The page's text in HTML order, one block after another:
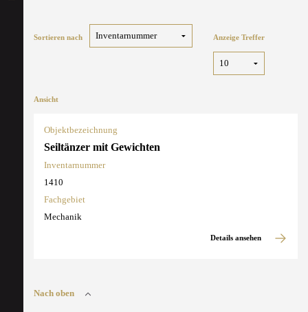
Sortieren nach Anzeige Treffer
Ansicht
Objektbezeichnung
Seiltänzer mit Gewichten
Inventarnummer
1410
Fachgebiet
Mechanik
Details ansehen
Nach oben